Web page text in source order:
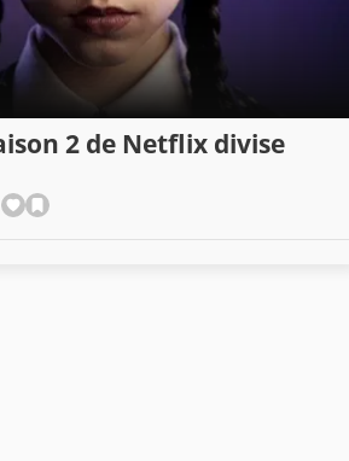
2 de Netflix divise